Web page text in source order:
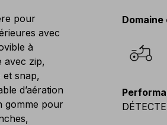
pour
avec
à
avec zip,
snap,
d’aération
gomme pour